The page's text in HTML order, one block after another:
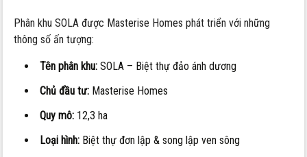
Phân khu SOLA được Masterise Homes phát triển với những
thông số ấn tượng:
Tên phân khu: SOLA – Biệt thự đảo ánh dương
Chủ đầu tư: Masterise Homes
Quy mô: 12,3 ha
Loại hình: Biệt thự đơn lập & song lập ven sông